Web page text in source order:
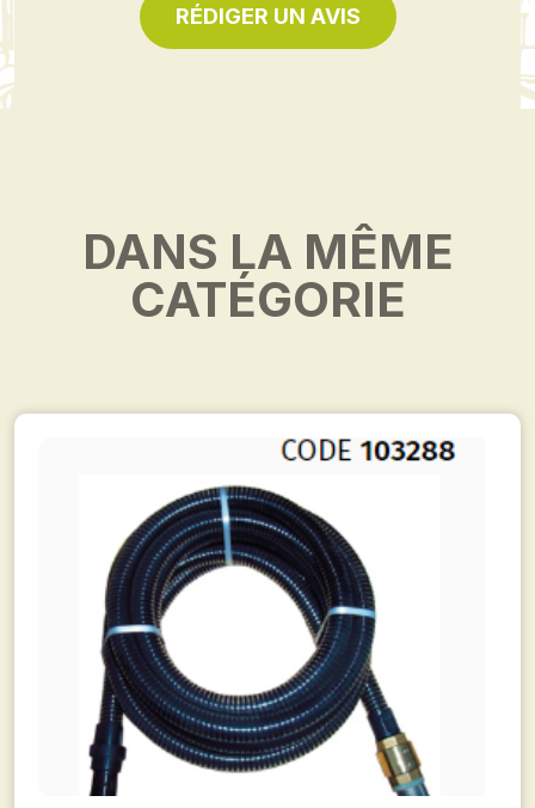
RÉDIGER UN AVIS
DANS LA MÊME
CATÉGORIE